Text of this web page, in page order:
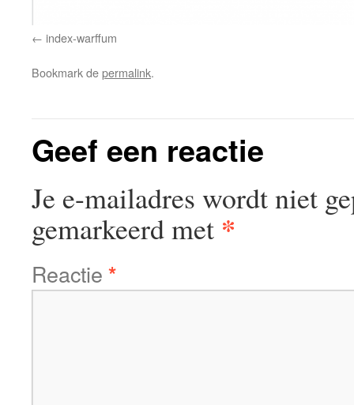
index-warffum
Bookmark depermalink.
Geef een reactie
Je e-mailadres wordt niet
gemarkeerd met *
Reactie *